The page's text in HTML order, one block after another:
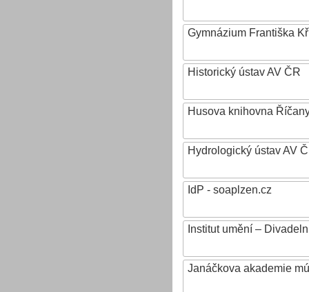
Gymnázium Františka
Historický ústav AV ČR
Husova knihovna
Hydrologický ústav AV
IdP - soaplzen.cz
Institut umění –
Janáčkova akademie